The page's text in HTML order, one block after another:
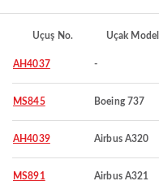
Uçuş No. Uçak
AH4037 -
MS845 Boeing 737
AH4039 Airbus A320
MS891 Airbus A321